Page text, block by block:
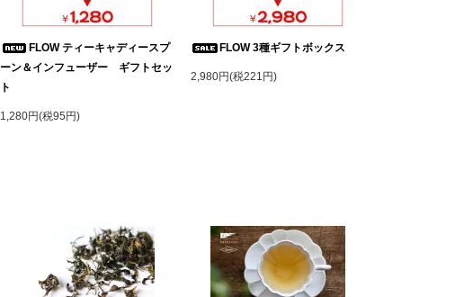
FLOW ティーキャディースプ
ーン＆インフューザー ギフトセッ
ト
1,280円(税95円)
FLOW 3種ギフトボックス
2,980円(税221円)